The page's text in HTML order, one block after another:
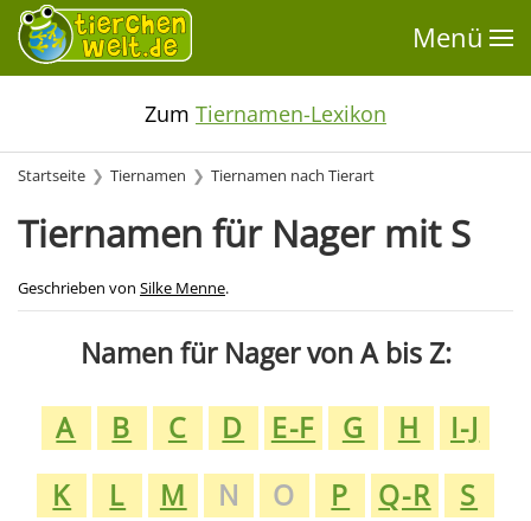
Menü
Zum Tiernamen-Lexikon
Startseite Tiernamen Tiernamen nach Tierart
Tiernamen für Nager mit S
Geschrieben von Silke Menne.
Namen für Nager von A bis Z:
A
B C D E-F G H
I-J
K
L M N O P Q-R
S